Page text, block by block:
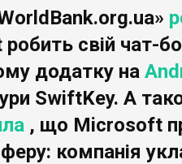
свій чат-
додатку на
SwiftKey. А
, що Microsoft
компанія